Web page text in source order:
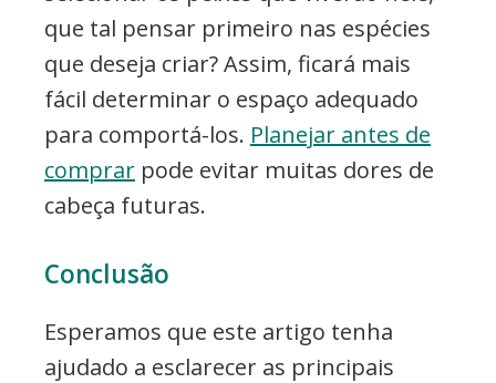
que tal pensar primeiro nas espécies
que deseja criar? Assim, ficará mais
fácil determinar o espaço adequado
para comportá-los. Planejar antes de
comprar pode evitar muitas dores de
cabeça futuras.
Conclusão
Esperamos que este artigo tenha
ajudado a esclarecer as principais